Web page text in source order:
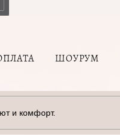
ШОУРУМ
и комфорт.